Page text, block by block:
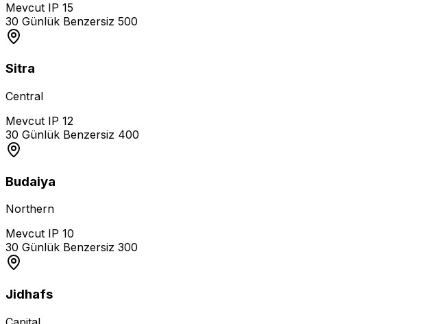
Mevcut IP 15
30 Günlük Benzersiz 500
Sitra
Central
Mevcut IP 12
30 Günlük Benzersiz 400
Budaiya
Northern
Mevcut IP 10
30 Günlük Benzersiz 300
Jidhafs